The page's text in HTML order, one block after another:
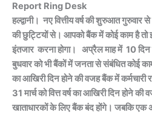
Report Ring Desk
हल्द्वानी। नए वित्तीय वर्ष की शुरुआत
की छुट्टियों से। आपको बैंक में कोई काम है
इंतजार करना होगा। अप्रैल माह में 10
बुधवार को भी बैंकों में जनता से संबंधित कोई काम
का आखिरी दिन होने की वजह बैंक में कर्मचारी
31 मार्च को वित्त वर्ष का आखिरी दिन होने
खाताधारकों के लिए बैंक बंद होंगे। जबकि